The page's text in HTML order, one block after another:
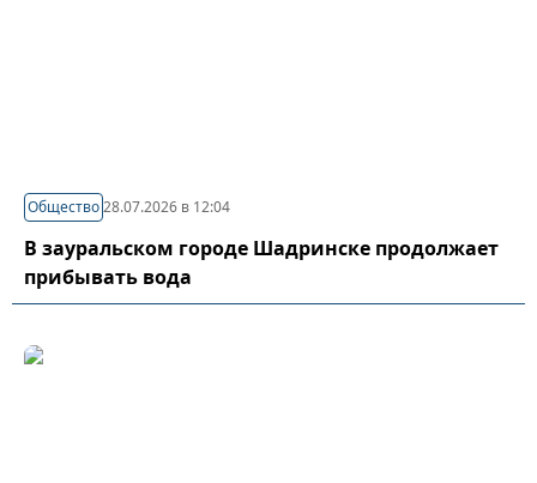
Общество28.07.2026 в 12:04
В зауральском городе Шадринске продолжает
прибывать вода